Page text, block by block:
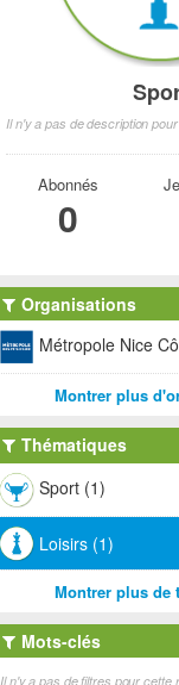
Il n'y a pas de description
Abonnés
0
Organisations
Métropole Nice
Montrer plus
Thématiques
Sport (1)
Loisirs (1)
Montrer plus de
Mots-clés
Il n'y a pas de filtres pour cette